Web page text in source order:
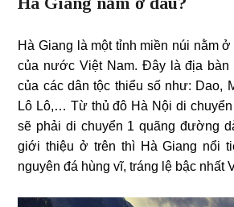
Hà Giang là một tỉnh miền núi nằm
của nước Việt Nam. Đây là địa bàn
của các dân tộc thiểu số như: Dao,
Lô Lô,… Từ thủ đô Hà Nội di
sẽ phải di chuyển 1 quãng đường
giới thiệu ở trên thì Hà Giang nổi
nguyên đá hùng vĩ, tráng lệ bậc nhất